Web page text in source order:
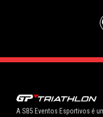
A SB5 Eventos Esportivos é